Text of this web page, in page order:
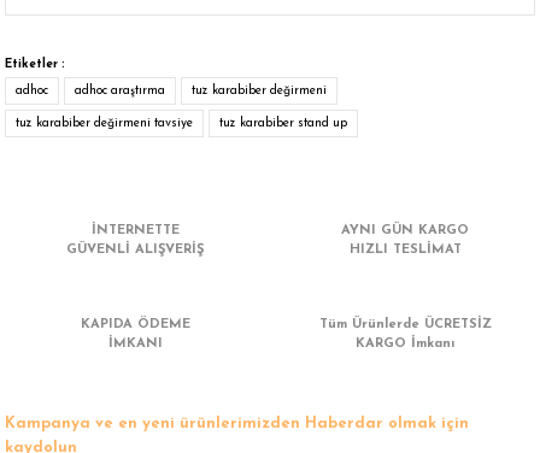
Yorum Yaz
yetersiz gördüğünüz noktaları öneri formunu kullanarak tarafımıza
iletebilirsiniz.
Görüş ve önerileriniz için teşekkür ederiz.
Ürün bilgilerinde hatalar bulunuyor.
Etiketler :
adhoc
adhoc araştırma tuz karabiber değirmeni
tuz karabiber değirmeni tavsiye tuz karabiber stand up
İNTERNETTE
GÜVENLİ ALIŞVERİŞ
AYNI GÜN KARGO
HIZLI TESLİMAT
KAPIDA ÖDEME
İMKANI
Tüm Ürünlerde ÜCRETSİZ
KARGO İmkanı
Kampanya ve en yeni ürünlerimizden Haberdar olmak için
kaydolun